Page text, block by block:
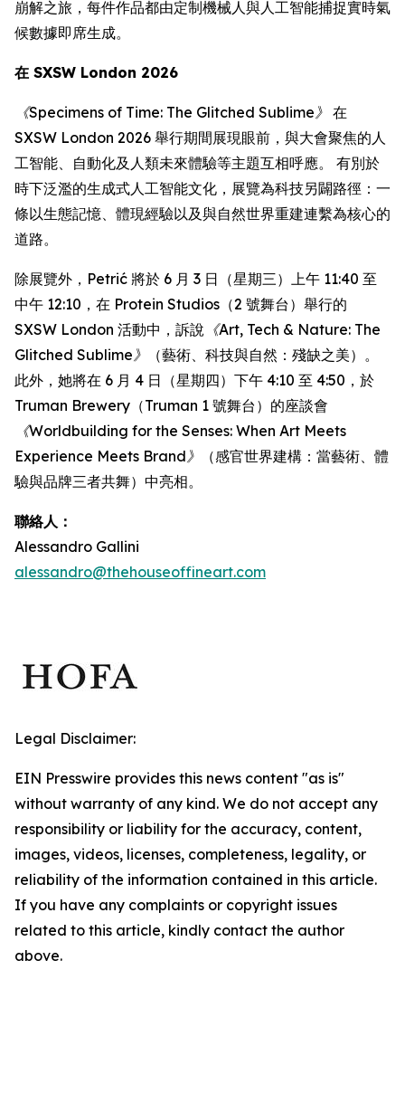
崩解之旅，每件作品都由定制機械人與人工智能捕捉實時氣
候數據即席生成。
在 SXSW London 2026
《Specimens of Time: The Glitched Sublime》 在
SXSW London 2026 舉行期間展現眼前，與大會聚焦的人
工智能、自動化及人類未來體驗等主題互相呼應。 有別於
時下泛濫的生成式人工智能文化，展覽為科技另闢路徑：一
條以生態記憶、體現經驗以及與自然世界重建連繫為核心的
道路。
除展覽外，Petrić 將於 6 月 3 日（星期三）上午 11:40 至
中午 12:10，在 Protein Studios（2 號舞台）舉行的
SXSW London 活動中，訴說 《Art, Tech & Nature: The
Glitched Sublime》
（藝術、科技與自然：殘缺之美）。
此外，她將在 6 月 4 日（星期四）下午 4:10 至 4:50，於
Truman Brewery（Truman 1 號舞台）的座談會
《Worldbuilding for the Senses: When Art Meets
Experience Meets Brand》
（感官世界建構：當藝術、體
驗與品牌三者共舞）中亮相。
聯絡人：
Alessandro Gallini
alessandro@thehouseoffineart.com
Legal Disclaimer:
EIN Presswire provides this news content "as is"
without warranty of any kind. We do not accept any
responsibility or liability for the accuracy, content,
images, videos, licenses, completeness, legality, or
reliability of the information contained in this article.
If you have any complaints or copyright issues
related to this article, kindly contact the author
above.